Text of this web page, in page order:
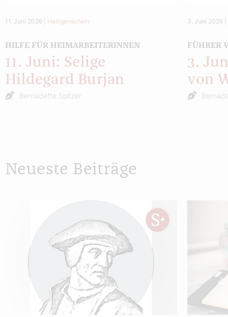
11. Juni 2026 Heiligenschein
HILFE FÜR HEIMARBEITERINNEN
11. Juni: Selige
Hildegard Burjan
Bernadette Spitzer
3. Juni 2026
FÜHRER
3.
von
Neueste Beiträge